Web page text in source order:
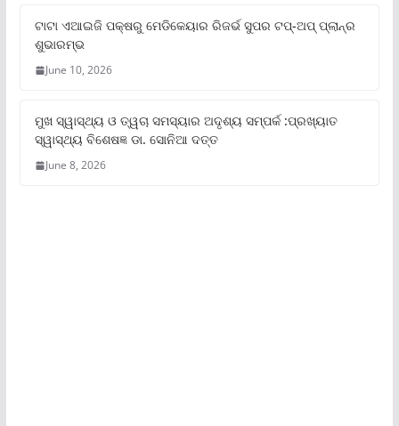
ଟାଟା ଏଆଇଜି ପକ୍ଷରୁ ମେଡିକେୟାର ରିଜର୍ଭ ସୁପର ଟପ୍‌-ଅପ୍ ପ୍ଲାନ୍‌ର
ଶୁଭାରମ୍ଭ
June 10, 2026
ମୁଖ ସ୍ୱାସ୍ଥ୍ୟ ଓ ତ୍ୱଚା ସମସ୍ୟାର ଅଦୃଶ୍ୟ ସମ୍ପର୍କ :ପ୍ରଖ୍ୟାତ
ସ୍ୱାସ୍ଥ୍ୟ ବିଶେଷଜ୍ଞ ଡା. ସୋନିଆ ଦତ୍ତ
June 8, 2026